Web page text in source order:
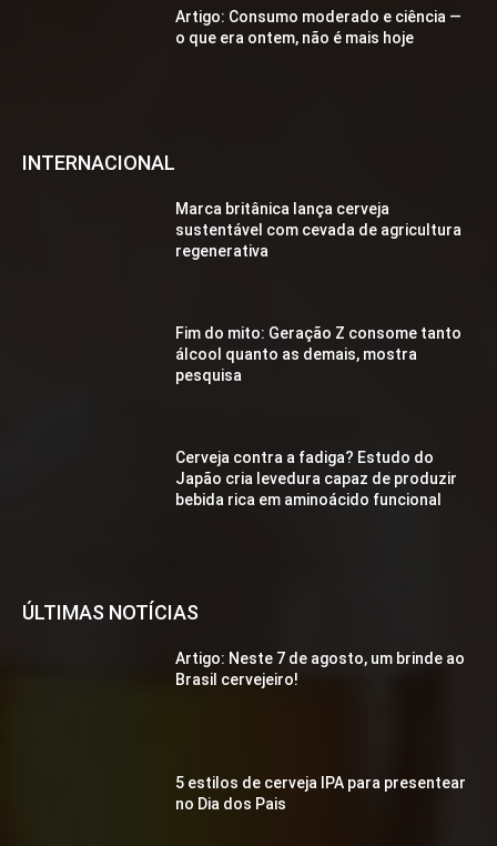
Artigo: Consumo moderado e ciência —
o que era ontem, não é mais hoje
INTERNACIONAL
Marca britânica lança cerveja
sustentável com cevada de agricultura
regenerativa
Fim do mito: Geração Z consome tanto
álcool quanto as demais, mostra
pesquisa
Cerveja contra a fadiga? Estudo do
Japão cria levedura capaz de produzir
bebida rica em aminoácido funcional
ÚLTIMAS NOTÍCIAS
Artigo: Neste 7 de agosto, um brinde ao
Brasil cervejeiro!
5 estilos de cerveja IPA para presentear
no Dia dos Pais